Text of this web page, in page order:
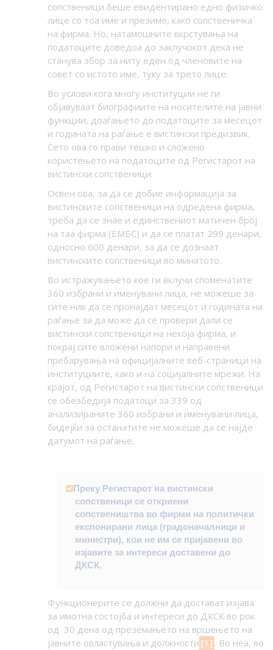
сопственици беше евидентирано едно физичко
лице со тоа име и презиме, како сопственичка
на фирма. Но, натамошните вкрстувања на
податоците доведоа до заклучокот дека не
станува збор за ниту еден од членовите на
совет со истото име, туку за трето лице.
Во услови кога многу институции не ги
објавуваат биографиите на носителите на јавни
функции, доаѓањето до податоците за месецот
и годината на раѓање е вистински предизвик.
Сето ова го прави тешко и сложено
користењето на податоците од Регистарот на
вистински сопственици.
Освен ова, за да се добие информација за
вистинските сопственици на одредена фирма,
треба да се знае и единствениот матичен број
на таа фирма (ЕМБС) и да се платат 299 денари,
односно 600 денари, за да се дознаат
вистинските сопственици во минатото.
Во истражувањето кое ги вклучи споменатите
360 избрани и именувани лица, не можеше за
сите нив да се пронајдат месецот и годината на
раѓање за да може да се провери дали се
вистински сопственици на некоја фирма, и
покрај сите вложени напори и направени
пребарувања на официјалните веб-страници на
институциите, како и на социјалните мрежи. На
крајот, од Регистарот на вистински сопственици
се обезбедија податоци за 339 од
анализираните 360 избрани и именувани лица,
бидејќи за останатите не можеше да се најде
датумот на раѓање.
Преку Регистарот на вистински
сопственици се откриени
сопствеништва во фирми на политички
експонирани лица (градоначалници и
министри), кои не им се пријавени во
изјавите за интереси доставени до
ДКСК.
Функционерите се должни да достават изјава
за имотна состојба и интереси до ДКСК во рок
од 30 дена од преземањето на вршењето на
јавните овластувања и должности [1] . Во неа, во